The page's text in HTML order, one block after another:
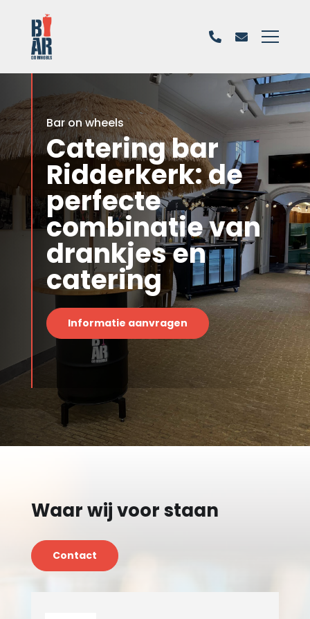
Bar on wheels
Catering bar
Ridderkerk: de
perfecte
combinatie van
drankjes en
catering
Informatie aanvragen
Waar wij voor staan
Contact